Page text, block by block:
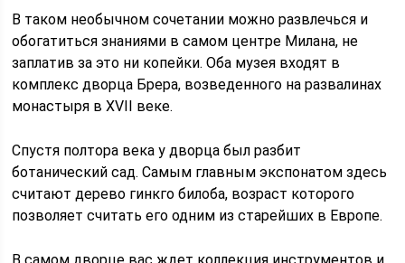
В таком необычном сочетании можно развлечься и
обогатиться знаниями в самом центре Милана, не
заплатив за это ни копейки. Оба музея входят в
комплекс дворца Брера, возведенного на развалинах
монастыря в XVII веке.
Спустя полтора века у дворца был разбит
ботанический сад. Самым главным экспонатом здесь
считают дерево гинкго билоба, возраст которого
позволяет считать его одним из старейших в Европе.
В самом дворце вас ждет коллекция инструментов и